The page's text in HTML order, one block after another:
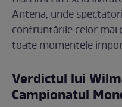
Antena, unde
confruntările celor mai
toate momentele
Verdictul lui
Campionatul